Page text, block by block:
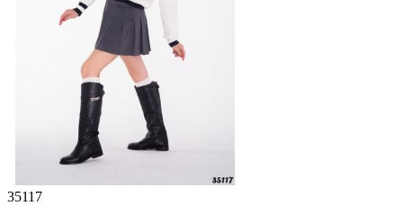
35117